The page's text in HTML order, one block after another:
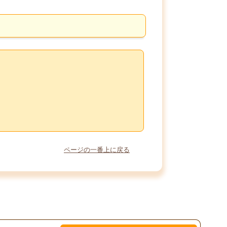
ページの一番上に戻る